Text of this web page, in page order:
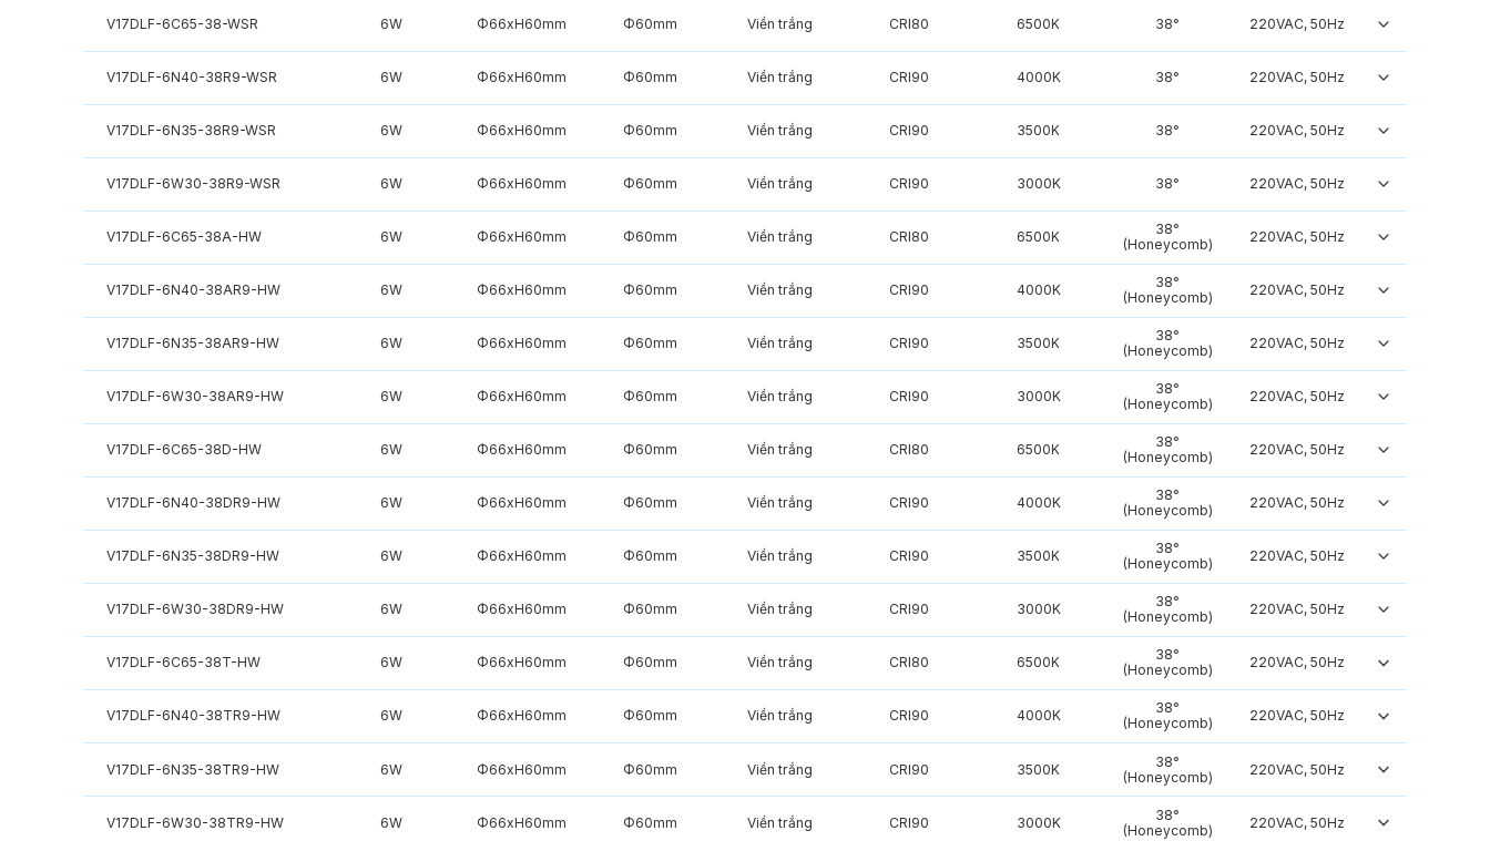
V17DLF-6C65-38-WSR 6W Φ66xH60mm Φ60mm Viền trắng CRI80 6500K 38° 220VAC, 50Hz
V17DLF-6N40-38R9-WSR 6W Φ66xH60mm Φ60mm Viền trắng CRI90 4000K 38° 220VAC, 50Hz
V17DLF-6N35-38R9-WSR 6W Φ66xH60mm Φ60mm Viền trắng CRI90 3500K 38° 220VAC, 50Hz
V17DLF-6W30-38R9-WSR 6W Φ66xH60mm Φ60mm Viền trắng CRI90 3000K 38° 220VAC, 50Hz
V17DLF-6C65-38A-HW 6W Φ66xH60mm Φ60mm Viền trắng CRI80 6500K
38°
(Honeycomb)
220VAC, 50Hz
V17DLF-6N40-38AR9-HW 6W Φ66xH60mm Φ60mm Viền trắng CRI90 4000K
38°
(Honeycomb)
220VAC, 50Hz
V17DLF-6N35-38AR9-HW 6W Φ66xH60mm Φ60mm Viền trắng CRI90 3500K
38°
(Honeycomb)
220VAC, 50Hz
V17DLF-6W30-38AR9-HW 6W Φ66xH60mm Φ60mm Viền trắng CRI90 3000K
38°
(Honeycomb)
220VAC, 50Hz
V17DLF-6C65-38D-HW 6W Φ66xH60mm Φ60mm Viền trắng CRI80 6500K
38°
(Honeycomb)
220VAC, 50Hz
V17DLF-6N40-38DR9-HW 6W Φ66xH60mm Φ60mm Viền trắng CRI90 4000K
38°
(Honeycomb)
220VAC, 50Hz
V17DLF-6N35-38DR9-HW 6W Φ66xH60mm Φ60mm Viền trắng CRI90 3500K
38°
(Honeycomb)
220VAC, 50Hz
V17DLF-6W30-38DR9-HW 6W Φ66xH60mm Φ60mm Viền trắng CRI90 3000K
38°
(Honeycomb)
220VAC, 50Hz
V17DLF-6C65-38T-HW 6W Φ66xH60mm Φ60mm Viền trắng CRI80 6500K
38°
(Honeycomb)
220VAC, 50Hz
V17DLF-6N40-38TR9-HW 6W Φ66xH60mm Φ60mm Viền trắng CRI90 4000K
38°
(Honeycomb)
220VAC, 50Hz
V17DLF-6N35-38TR9-HW 6W Φ66xH60mm Φ60mm Viền trắng CRI90 3500K
38°
(Honeycomb)
220VAC, 50Hz
V17DLF-6W30-38TR9-HW 6W Φ66xH60mm Φ60mm Viền trắng CRI90 3000K
38°
(Honeycomb)
220VAC, 50Hz